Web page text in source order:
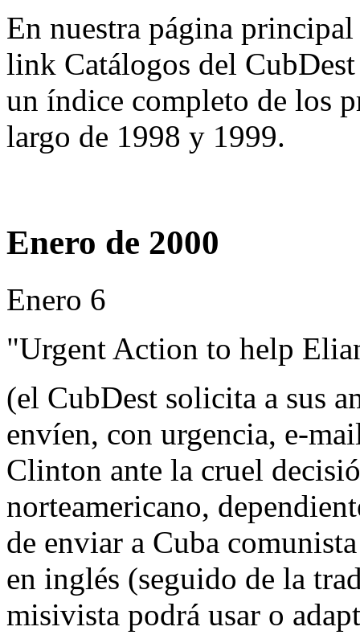
En nuestra página
link Catálogos del
un índice completo de los
largo de 1998 y 1999.
Enero de 2000
Enero 6
"Urgent Action to help
(el CubDest solicita a sus
envíen, con urgencia, e-
Clinton ante la cruel
norteamericano,
de enviar a Cuba
en inglés (seguido de la
misivista podrá usar o